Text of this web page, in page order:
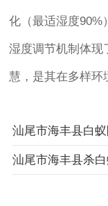
化（最适湿度90%
湿度调节机制体现
慧，是其在多样环